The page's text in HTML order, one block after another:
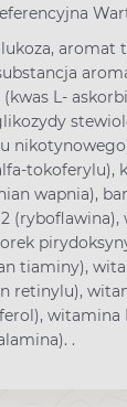
aromat
L-
tokoferylu),
wapnia),
(ryboflawina),
tiaminy),
retinylu),
witamina
.